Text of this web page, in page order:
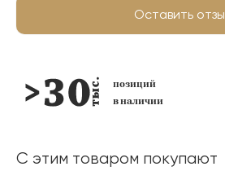
Оставить
позиций
в наличии
С этим товаром покупают